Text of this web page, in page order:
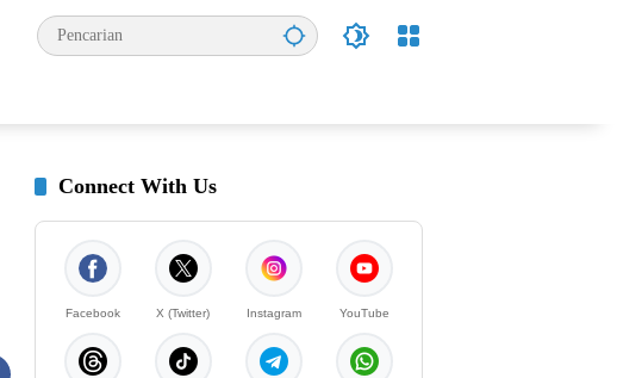
Connect With Us
Facebook X (Twitter) Instagram YouTube